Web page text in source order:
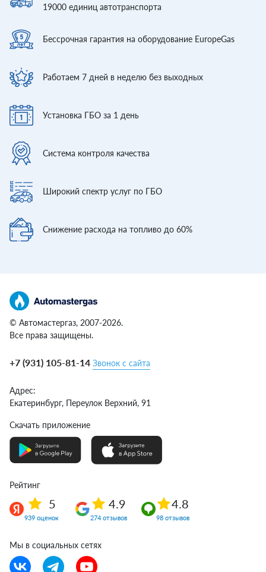
19000 единиц автотранспорта
Бессрочная гарантия на оборудование EuropeGas
Работаем 7 дней в неделю без выходных
Установка ГБО за 1 день
Система контроля качества
Широкий спектр услуг по ГБО
Снижение расхода на топливо до 60%
© Автомастергаз, 2007-2026.
Все права защищены.
+7 (931) 105-81-14 Звонок с сайта
Адрес:
Екатеринбург, Переулок Верхний, 91
Скачать приложение
Рейтинг
5
939 оценок
4.9
274 отзывов
4.8
98 отзывов
Мы в социальных сетях